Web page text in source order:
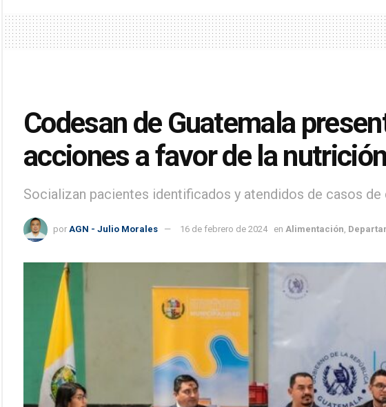
Codesan de Guatemala
acciones a favor de la nutrición
Socializan pacientes identificados y atendidos de casos de
por AGN - Julio Morales 16 de febrero de 2024 en Alimentación,